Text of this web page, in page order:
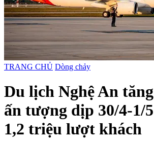
TRANG CHỦ Dòng chảy
Du lịch Nghệ An
ấn tượng dịp 30/4-1/
1,2 triệu lượt khách